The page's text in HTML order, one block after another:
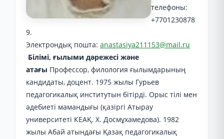
телефоны:
+7701230878
9.
Электрондық пошта: anastasiya211153@mail.ru
Білімі, ғылыми дәрежесі және
атағы Профессор, филология ғылымдарының
кандидаты, доцент. 1975 жылы Гурьев
педагогикалық институтын бітірді. Орыс тілі мен
әдебиеті мамандығы (қазіргі Атырау
университеті КЕАҚ. Х. Досмұхамедова). 1982
жылы Абай атындағы Қазақ педагогикалық